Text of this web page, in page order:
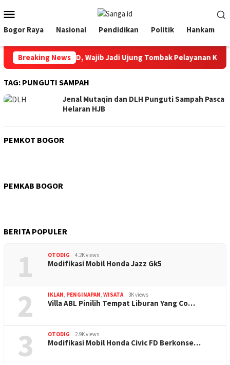
ke
kontenMobile
Bogor Raya Nasional Pendidikan Politik Hankam
Breaking News
HUT Ke 12 RSUD, Wajib Jadi Ujung Tombak Pelayanan
TAG: PUNGUTI SAMPAH
Jenal Mutaqin dan DLH Punguti Sampah Pasca
Helaran HJB
PEMKOT BOGOR
PEMKAB BOGOR
BERITA POPULER
1 OTODIG 4.2K views
Modifikasi Mobil Honda Jazz Gk5
2 IKLAN, PENGINAPAN, WISATA 3K views
Villa ABL Pinilih Tempat Liburan Yang Co…
3 OTODIG 2.9K views
Modifikasi Mobil Honda Civic FD Berkonse…